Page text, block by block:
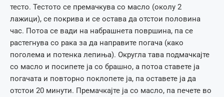
тесто. Тестото се премачкува со масло (околу 2
лажици), се покрива и се остава да отстои половина
час. Потоа се вади на набрашнета површина, па се
растегнува со рака за да направите погача (како
поголема и потенка лепиња). Округла тава подмачкајте
со масло и посипете ја со брашно, а потоа ставете ја
погачата и повторно поклопете ја, па оставете ја да
отстои 20 минути. Премачкајте ја со масло, па печете во